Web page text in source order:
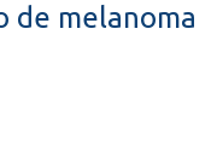
MOVE
de melanoma